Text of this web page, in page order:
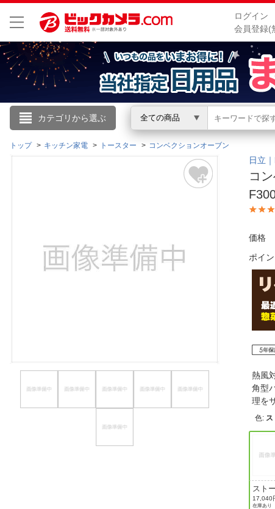
ログイン
会員登録(
カテゴリから選ぶ 全ての商品
こんにちは
ログイン
閲覧履歴
トップ キッチン家電 トースター コンベクションオーブン
日立
コ
価格
ポイン
熱風
角型
理を
色: ス
スト
ラッ
17,040
在庫あり